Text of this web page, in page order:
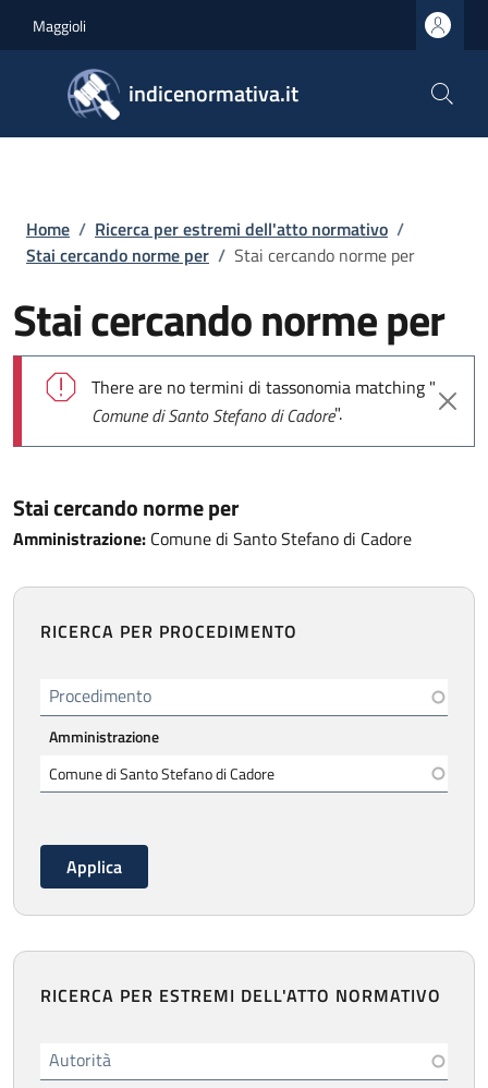
Maggioli
indicenormativa.it
Briciole di pane
Home / Ricerca per estremi dell'atto normativo /
Stai cercando norme per / Stai cercando norme per
Stai cercando norme per
Messaggio di errore
There are no termini di tassonomia matching "
Comune di Santo Stefano di Cadore".
Stai cercando norme per
Amministrazione: Comune di Santo Stefano di Cadore
RICERCA PER PROCEDIMENTO
Procedimento
Amministrazione
RICERCA PER ESTREMI DELL'ATTO NORMATIVO
Autorità